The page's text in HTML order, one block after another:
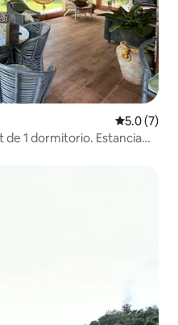
5.0 (7)
1 dormitorio. Estancia